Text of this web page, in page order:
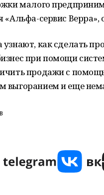
малого
сервис
как сделать
при помощи
продажи с
выгоранием и еще